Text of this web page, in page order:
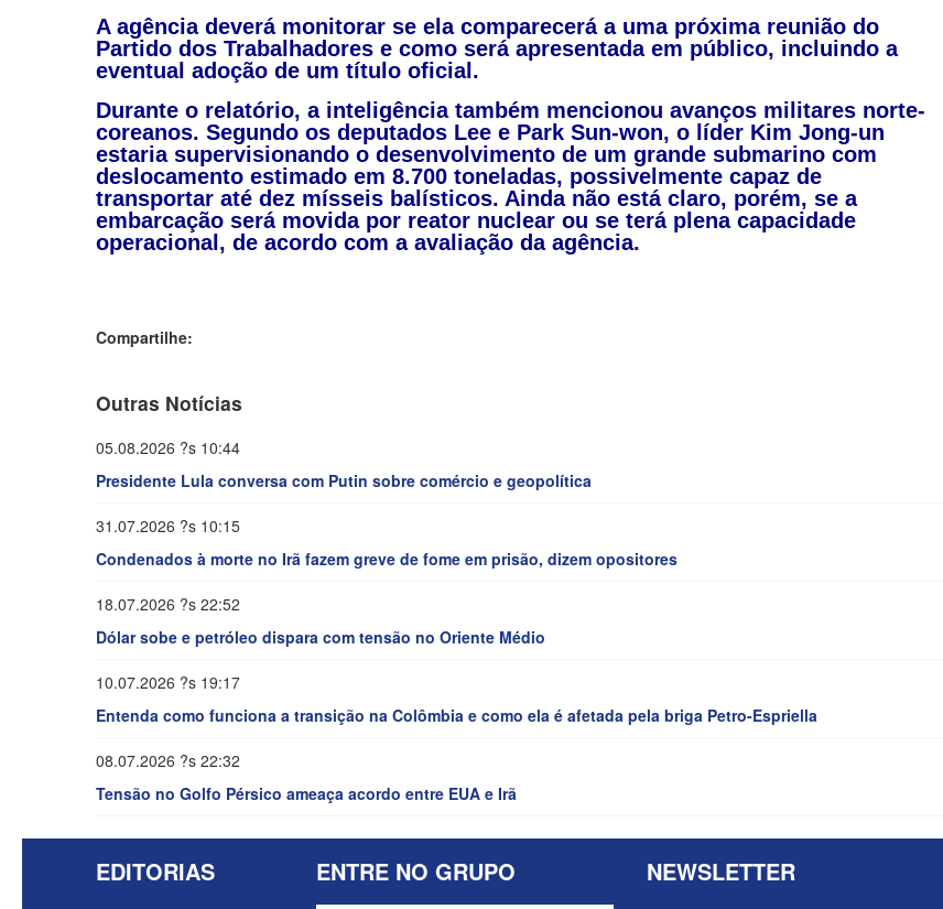
A agência deverá monitorar se ela comparecerá a uma próxima reunião do
Partido dos Trabalhadores e como será apresentada em público, incluindo a
eventual adoção de um título oficial.
Durante o relatório, a inteligência também mencionou avanços militares norte-
coreanos. Segundo os deputados Lee e Park Sun-won, o líder Kim Jong-un
estaria supervisionando o desenvolvimento de um grande submarino com
deslocamento estimado em 8.700 toneladas, possivelmente capaz de
transportar até dez mísseis balísticos. Ainda não está claro, porém, se a
embarcação será movida por reator nuclear ou se terá plena capacidade
operacional, de acordo com a avaliação da agência.
Compartilhe:
Outras Notícias
05.08.2026 ?s 10:44
Presidente Lula conversa com Putin sobre comércio e geopolítica
31.07.2026 ?s 10:15
Condenados à morte no Irã fazem greve de fome em prisão, dizem opositores
18.07.2026 ?s 22:52
Dólar sobe e petróleo dispara com tensão no Oriente Médio
10.07.2026 ?s 19:17
Entenda como funciona a transição na Colômbia e como ela é afetada pela briga Petro-Espriella
08.07.2026 ?s 22:32
Tensão no Golfo Pérsico ameaça acordo entre EUA e Irã
EDITORIAS ENTRE NO GRUPO NEWSLETTER